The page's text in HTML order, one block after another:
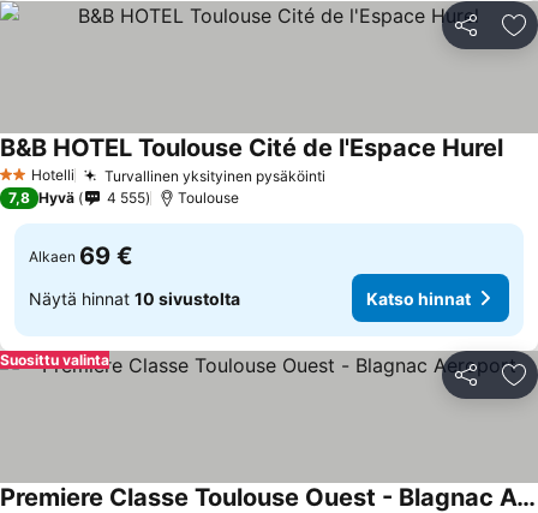
Jaa
2 Tähtiluokitus
Hotelli Turvallinen yksityinen pysäköinti
B&B HOTEL Toulouse Cité de l'Espace Hurel
7,8 Hyvä 4 555 Toulouse
Alkaen 69 €
Näytä hinnat 10 sivustolta Katso hinnat
Jaa
Suosittu valinta
Premiere Classe Toulouse Ouest - Blagnac Aeroport